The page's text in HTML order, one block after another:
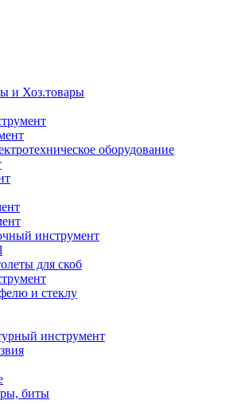
и Хоз.товары
оборудование
инструмент
для скоб
и стеклу
инструмент
биты